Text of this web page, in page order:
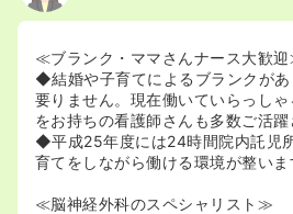
≪ブランク・ママさんナース大歓
◆結婚や子育てによるブランクが
要りません。現在働いていらっし
をお持ちの看護師さんも多数ご活躍
◆平成25年度には24時間院内託児
育てをしながら働ける環境が整いま
≪脳神経外科のスペシャリスト≫